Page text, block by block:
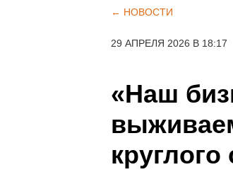
Челябинск
← НОВОСТИ
29 АПРЕЛЯ 2026 В 18:17
«Наш